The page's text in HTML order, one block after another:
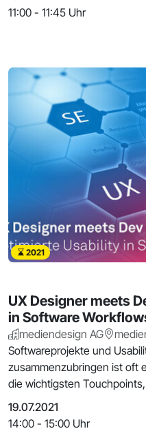
11:00 - 11:45 Uhr
2021
UX Designer meets
in Software
mediendesign AG
Softwareprojekte und
zusammenzubringen ist oft
die wichtigsten
für de
19.07.2021
14:00 - 15:00 Uhr